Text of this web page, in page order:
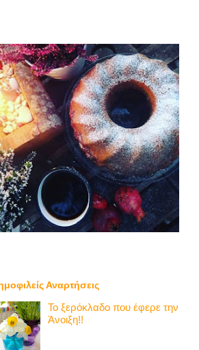
Αναρτήσεις
Το ξερόκλαδο που έφερε την
Άνοιξη!!